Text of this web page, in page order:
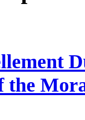
the